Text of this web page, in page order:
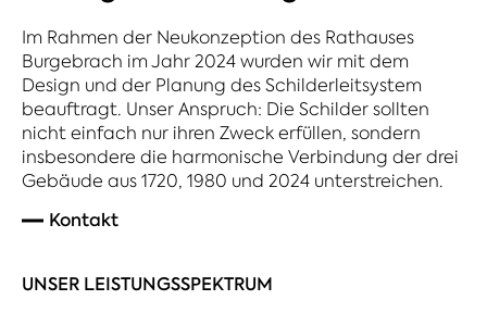
Im Rahmen der Neukonzeption des Rathauses
Burgebrach im Jahr 2024 wurden wir mit dem
Design und der Planung des Schilderleitsystem
beauftragt. Unser Anspruch: Die Schilder sollten
nicht einfach nur ihren Zweck erfüllen, sondern
insbesondere die harmonische Verbindung der drei
Gebäude aus 1720, 1980 und 2024 unterstreichen.
Kontakt
UNSER LEISTUNGSSPEKTRUM